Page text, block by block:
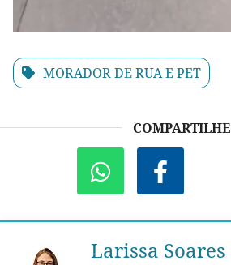
MORADOR DE RUA E PET
COMPARTILHE
Larissa Soares